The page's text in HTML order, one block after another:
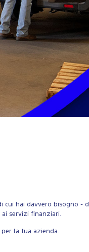
cui hai davvero bisogno -
servizi finanziari.
la tua azienda.